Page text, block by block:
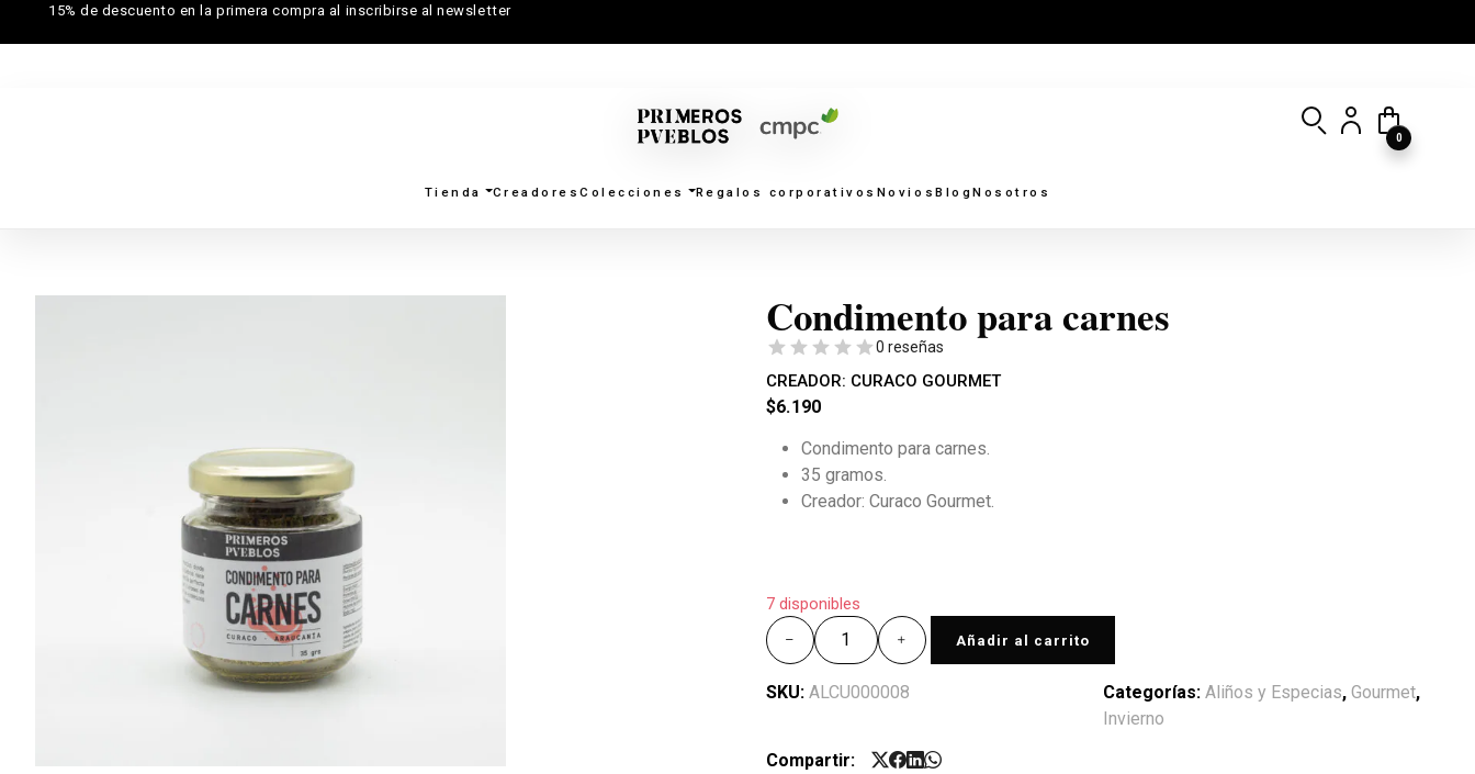
15% de descuento en la primera compra al inscribirse al newsletter
Tienda CreadoresColecciones Regalos corporativos NoviosBlogNosotros
0
Condimento para carnes
0 reseñas
CREADOR: CURACO GOURMET
$6.190
Condimento para carnes.
35 gramos.
Creador: Curaco Gourmet.
7 disponibles
Añadir al carrito
SKU: ALCU000008 Categorías: Aliños y Especias, Gourmet,
Invierno
Compartir: